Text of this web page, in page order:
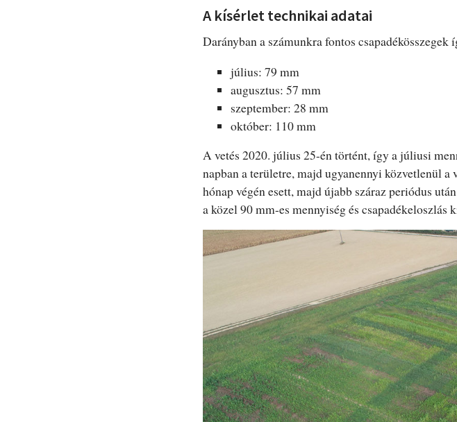
A kísérlet technikai adatai
Darányban a számunkra fontos csapadékösszegek
július: 79 mm
augusztus: 57 mm
szeptember: 28 mm
október: 110 mm
A vetés 2020. július 25-én történt, így a júliusi
napban a területre, majd ugyanennyi közvetlenül a
hónap végén esett, majd újabb száraz periódus
a közel 90 mm-es mennyiség és